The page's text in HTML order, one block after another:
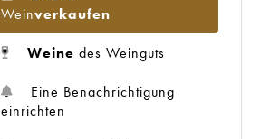
Weinverkaufen
Weine des Weinguts
Eine Benachrichtigung
einrichten